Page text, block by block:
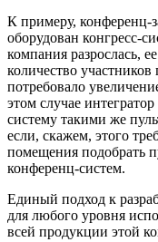
К примеру, конференц-
оборудован конгресс-
компания разрослась,
количество
потребовало
этом случае
систему такими же
если, скажем, этого
помещения подобрать
конференц-систем.
Единый подход к
для любого уровня
всей продукции этой